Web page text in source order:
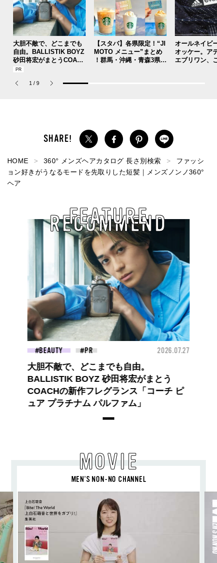
大胆不敵で、どこまでも
自由。BALLISTIK BOYZ
砂田将宏がまとうCOACH
の新作フレグランス「コ
パルファム」
【スタバ】各県限定！“JI
MOTO メニュー”まとめ
！群馬・沖縄・青森3県分
オールネイビ
オッケー。ア
エブリワン、
1 / 9
HOME 360° メンズヘアカタログ 長さ別検索
ファッシ
ョン好きがうなるモードを先取りした短髪｜メンズノンノ360°
ヘア
RECOMMEND
FEATURE
BEAUTY 2026.07.27
大胆不敵で、どこまでも自由。
BALLISTIK BOYZ 砂田将宏がまとう
COACHの新作フレグランス「コーチ ピ
ュア プラチナム パルファム」
MOVIE
MEN’S NON-NO CHANNEL